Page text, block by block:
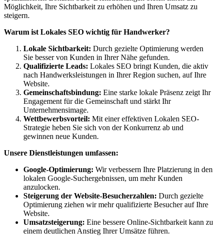
Möglichkeit, Ihre Sichtbarkeit zu erhöhen und Ihren Umsatz zu
steigern.
Warum ist Lokales SEO wichtig für Handwerker?
Lokale Sichtbarkeit: Durch gezielte Optimierung werden
Sie besser von Kunden in Ihrer Nähe gefunden.
Qualifizierte Leads: Lokales SEO bringt Kunden, die aktiv
nach Handwerksleistungen in Ihrer Region suchen, auf Ihre
Website.
Gemeinschaftsbindung: Eine starke lokale Präsenz zeigt Ihr
Engagement für die Gemeinschaft und stärkt Ihr
Unternehmensimage.
Wettbewerbsvorteil: Mit einer effektiven Lokalen SEO-
Strategie heben Sie sich von der Konkurrenz ab und
gewinnen neue Kunden.
Unsere Dienstleistungen umfassen:
Google-Optimierung: Wir verbessern Ihre Platzierung in den
lokalen Google-Suchergebnissen, um mehr Kunden
anzulocken.
Steigerung der Website-Besucherzahlen: Durch gezielte
Optimierung ziehen wir mehr qualifizierte Besucher auf Ihre
Website.
Umsatzsteigerung: Eine bessere Online-Sichtbarkeit kann zu
einem deutlichen Anstieg Ihrer Umsätze führen.